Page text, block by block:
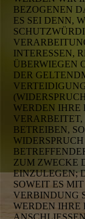
BEZOGENEN
ES SEI DENN,
INTERESSEN,
ÜBERWIEGEN
DER
WERDEN IHRE
BETREIBEN,
ZUM ZWECKE
EINZULEGEN;
SOWEIT ES
VERBINDUNG
WERDEN IHRE